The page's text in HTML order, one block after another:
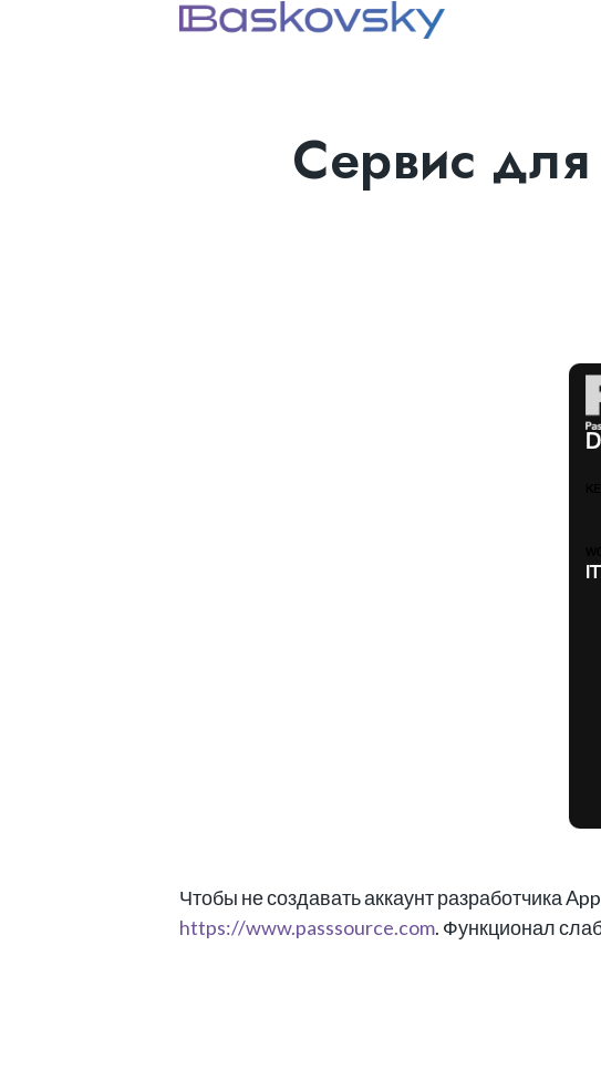
Сервис
Чтобы не создавать аккаунт разработчика
https://www.passsource.com. Функционал